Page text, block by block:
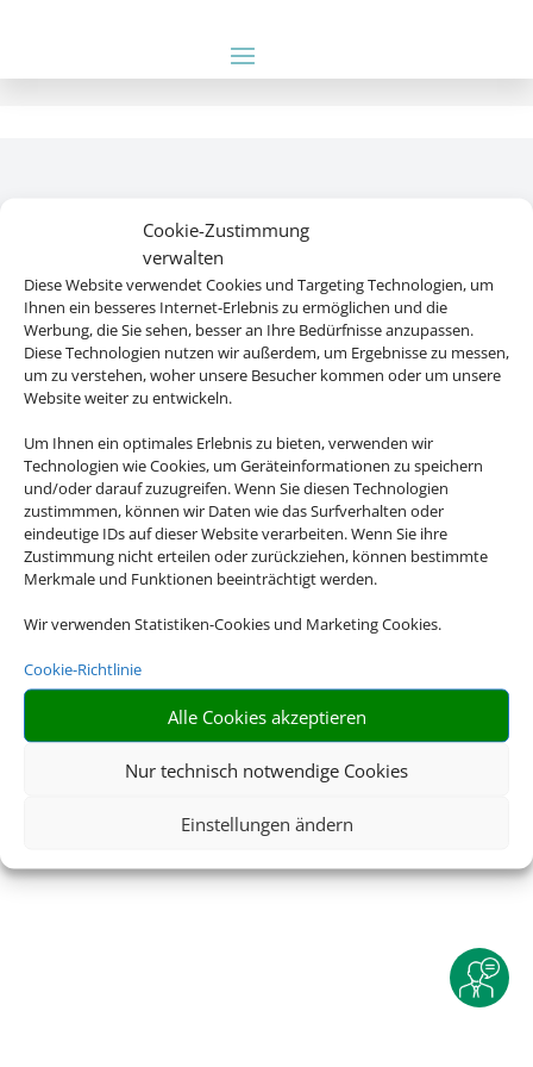
Cookie-Zustimmung
verwalten
Diese Website verwendet Cookies und Targeting Technologien, um
Ihnen ein besseres Internet-Erlebnis zu ermöglichen und die
Werbung, die Sie sehen, besser an Ihre Bedürfnisse anzupassen.
Diese Technologien nutzen wir außerdem, um Ergebnisse zu messen,
um zu verstehen, woher unsere Besucher kommen oder um unsere
Website weiter zu entwickeln.
Um Ihnen ein optimales Erlebnis zu bieten, verwenden wir
Technologien wie Cookies, um Geräteinformationen zu speichern
und/oder darauf zuzugreifen. Wenn Sie diesen Technologien
zustimmmen, können wir Daten wie das Surfverhalten oder
eindeutige IDs auf dieser Website verarbeiten. Wenn Sie ihre
Zustimmung nicht erteilen oder zurückziehen, können bestimmte
Merkmale und Funktionen beeinträchtigt werden.
Wir verwenden Statistiken-Cookies und Marketing Cookies.
Cookie-Richtlinie
Alle Cookies akzeptieren
Nur technisch notwendige Cookies
Einstellungen ändern
Rechtliche Informationen
Impressum Datenschutzerklärung |Online Check-In
Service|AGB|Blacklisted Airlines|
Barrierefreiheitserklärung
2025 • Schmetterling